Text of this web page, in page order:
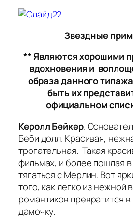
Звездные
** Являются хорошими
вдохновения и
образа данного
быть их
официальном
Керолл Бейкер.
Беби долл. Красивая,
трогательная. Такая
фильмах, и более пошлая в
тягаться с Мерлин. Вот
того, как легко из нежной
романтиков превратится
дамочку.